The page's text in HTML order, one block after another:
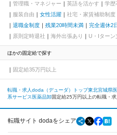
管理職・マネジャー
英語を活かす 学歴
服装自由
女性活躍 社宅・家賃補助制度
退職金制度
残業20時間未満 完全週休2
原則定時退社
海外出張あり U・Iターン
ほかの固定給で探す
固定給35万円以上
転職・求人doda（デューダ）トップ東北宮城県
系サービス 医薬品卸固定給25万円以上の転職・
転職サイト dodaをシェア